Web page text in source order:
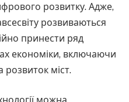
розвитку. Адже,
розвиваються
принести ряд
економіки, включаючи
розвиток міст.